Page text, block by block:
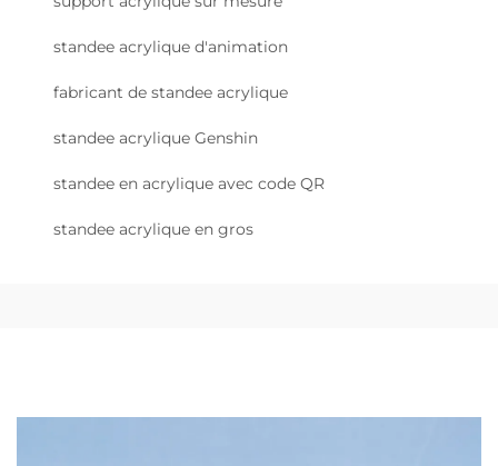
standee acrylique d'animation
fabricant de standee acrylique
standee acrylique Genshin
standee en acrylique avec code QR
standee acrylique en gros